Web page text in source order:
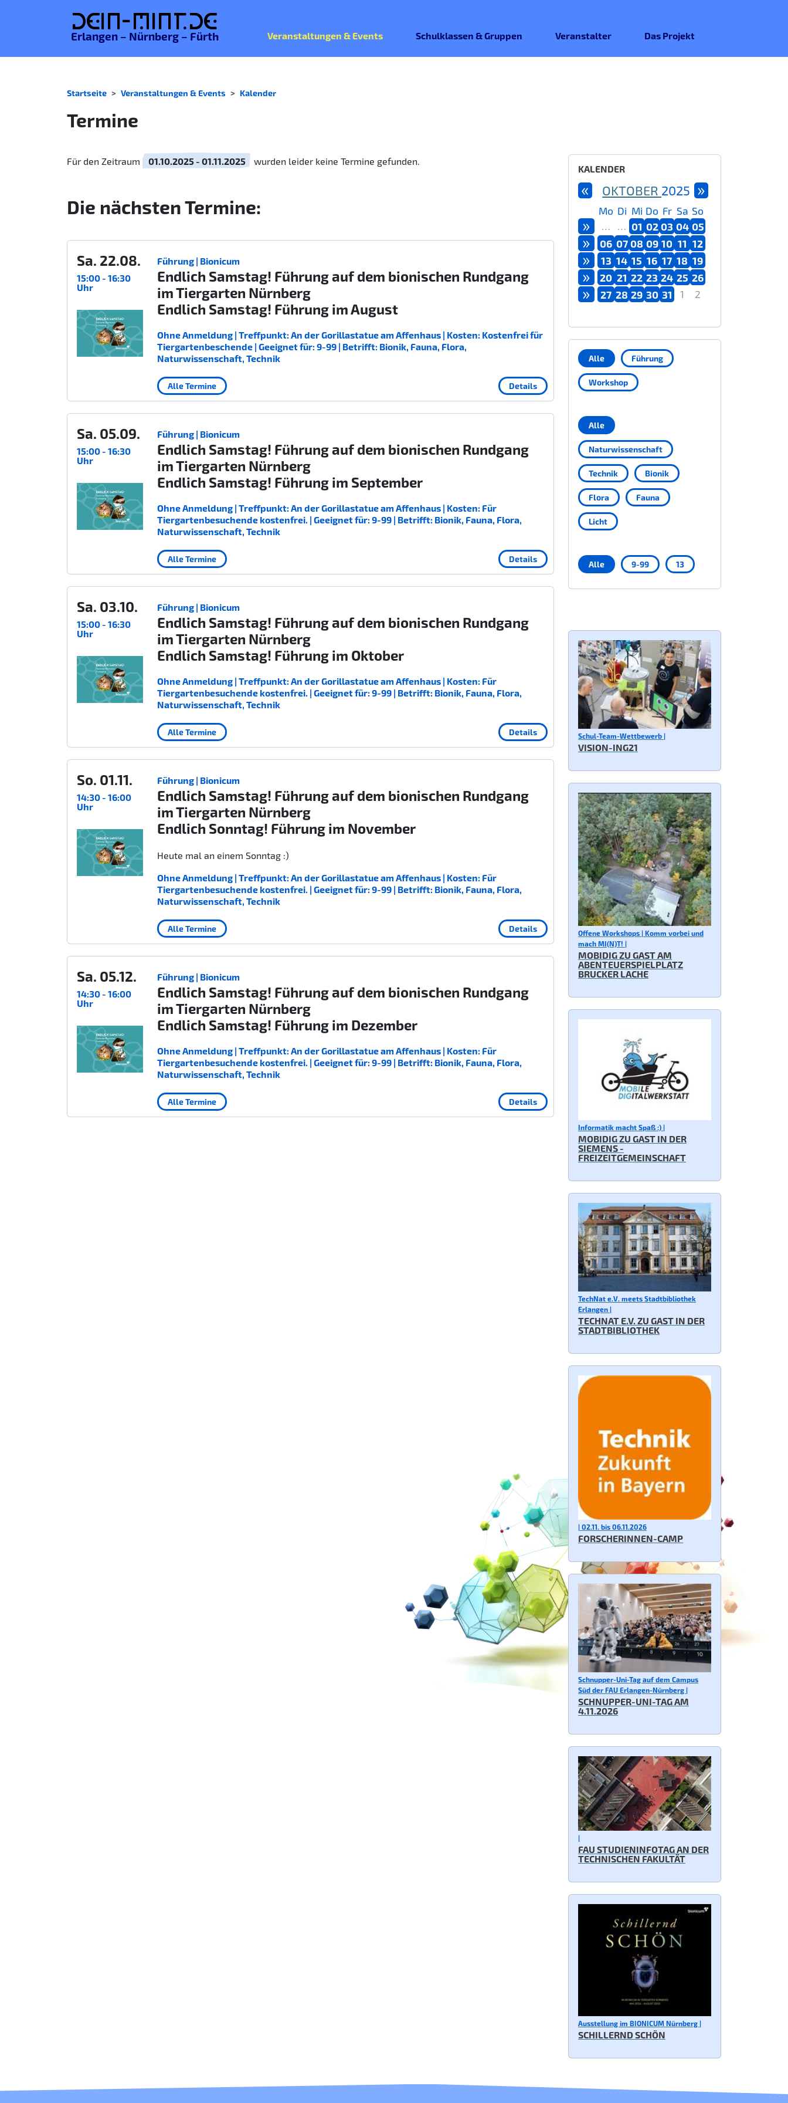
Dein-MINT.de
Erlangen – Nürnberg – Fürth Veranstaltungen & Events Schulklassen & Gruppen Veranstalter Das Projekt
Startseite Veranstaltungen & Events Kalender
Termine
Für den Zeitraum 01.10.2025 - 01.11.2025 wurden leider keine Termine gefunden.
Die nächsten Termine:
Sa. 22.08.
15:00 - 16:30
Uhr
Führung | Bionicum
Endlich Samstag! Führung auf dem bionischen Rundgang
im Tiergarten Nürnberg
Endlich Samstag! Führung im August
Ohne Anmeldung | Treffpunkt: An der Gorillastatue am Affenhaus | Kosten: Kostenfrei für
Tiergartenbeschende | Geeignet für: 9-99 | Betrifft: Bionik, Fauna, Flora,
Naturwissenschaft, Technik
Details
Alle Termine
Sa. 05.09.
15:00 - 16:30
Uhr
Führung | Bionicum
Endlich Samstag! Führung auf dem bionischen Rundgang
im Tiergarten Nürnberg
Endlich Samstag! Führung im September
Ohne Anmeldung | Treffpunkt: An der Gorillastatue am Affenhaus | Kosten: Für
Tiergartenbesuchende kostenfrei. | Geeignet für: 9-99 | Betrifft: Bionik, Fauna, Flora,
Naturwissenschaft, Technik
Details
Alle Termine
Sa. 03.10.
15:00 - 16:30
Uhr
Führung | Bionicum
Endlich Samstag! Führung auf dem bionischen Rundgang
im Tiergarten Nürnberg
Endlich Samstag! Führung im Oktober
Ohne Anmeldung | Treffpunkt: An der Gorillastatue am Affenhaus | Kosten: Für
Tiergartenbesuchende kostenfrei. | Geeignet für: 9-99 | Betrifft: Bionik, Fauna, Flora,
Naturwissenschaft, Technik
Details
Alle Termine
So. 01.11.
14:30 - 16:00
Uhr
Führung | Bionicum
Endlich Samstag! Führung auf dem bionischen Rundgang
im Tiergarten Nürnberg
Endlich Sonntag! Führung im November
Heute mal an einem Sonntag :)
Ohne Anmeldung | Treffpunkt: An der Gorillastatue am Affenhaus | Kosten: Für
Tiergartenbesuchende kostenfrei. | Geeignet für: 9-99 | Betrifft: Bionik, Fauna, Flora,
Naturwissenschaft, Technik
Details
Alle Termine
Sa. 05.12.
14:30 - 16:00
Uhr
Führung | Bionicum
Endlich Samstag! Führung auf dem bionischen Rundgang
im Tiergarten Nürnberg
Endlich Samstag! Führung im Dezember
Ohne Anmeldung | Treffpunkt: An der Gorillastatue am Affenhaus | Kosten: Für
Tiergartenbesuchende kostenfrei. | Geeignet für: 9-99 | Betrifft: Bionik, Fauna, Flora,
Naturwissenschaft, Technik
Details
Alle Termine
KALENDER
»
« OKTOBER 2025
Mo Di Mi Do Fr Sa So
» … … 01 02 03 04 05
» 06 07 08 09 10 11 12
» 13 14 15 16 17 18 19
» 20 21 22 23 24 25 26
» 27 28 29 30 31 1 2
Alle Führung
Workshop
Alle
Naturwissenschaft
Technik Bionik
Flora Fauna
Licht
Alle 9-99 13
Schul-Team-Wettbewerb |
VISION-ING21
Offene Workshops | Komm vorbei und
mach MI(N)T! |
MOBIDIG ZU GAST AM
ABENTEUERSPIELPLATZ
BRUCKER LACHE
Informatik macht Spaß :) |
MOBIDIG ZU GAST IN DER
SIEMENS -
FREIZEITGEMEINSCHAFT
TechNat e.V. meets Stadtbibliothek
Erlangen |
TECHNAT E.V. ZU GAST IN DER
STADTBIBLIOTHEK
| 02.11. bis 06.11.2026
FORSCHERINNEN-CAMP
Schnupper-Uni-Tag auf dem Campus
Süd der FAU Erlangen-Nürnberg |
SCHNUPPER-UNI-TAG AM
4.11.2026
|
FAU STUDIENINFOTAG AN DER
TECHNISCHEN FAKULTÄT
Ausstellung im BIONICUM Nürnberg |
SCHILLERND SCHÖN